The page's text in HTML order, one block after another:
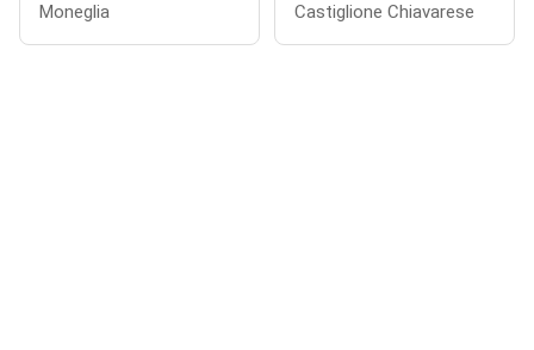
Moneglia Castiglione Chiavarese